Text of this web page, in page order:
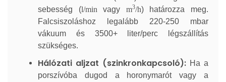
sebesség (l/min vagy m3/h) határozza meg.
Falcsiszoláshoz legalább 220-250 mbar
vákuum és 3500+ liter/perc légszállítás
szükséges.
Hálózati aljzat (szinkronkapcsoló): Ha a
porszívóba dugod a horonymarót vagy a